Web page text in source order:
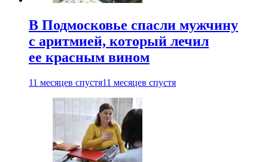
В Подмосковье спасли мужчину
с аритмией, который лечил
ее красным вином
11 месяцев спустя11 месяцев спустя